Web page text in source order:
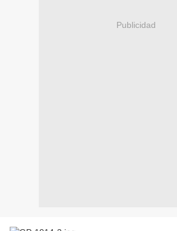
Publicidad